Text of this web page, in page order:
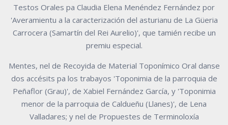
Testos Orales pa Claudia Elena Menéndez Fernández por
'Averamientu a la caracterización del asturianu de La Güeria
Carrocera (Samartín del Rei Aurelio)', que tamién recibe un
premiu especial.
Mentes, nel de Recoyida de Material Toponímico Oral danse
dos accésits pa los trabayos 'Toponimia de la parroquia de
Peñaflor (Grau)', de Xabiel Fernández García, y 'Toponimia
menor de la parroquia de Caldueñu (Llanes)', de Lena
Valladares; y nel de Propuestes de Terminoloxía